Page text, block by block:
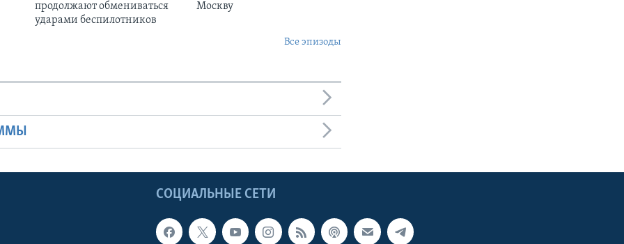
продолжают обмениваться
ударами беспилотников
Москву
Все эпизоды
СОЦИАЛЬНЫЕ СЕТИ